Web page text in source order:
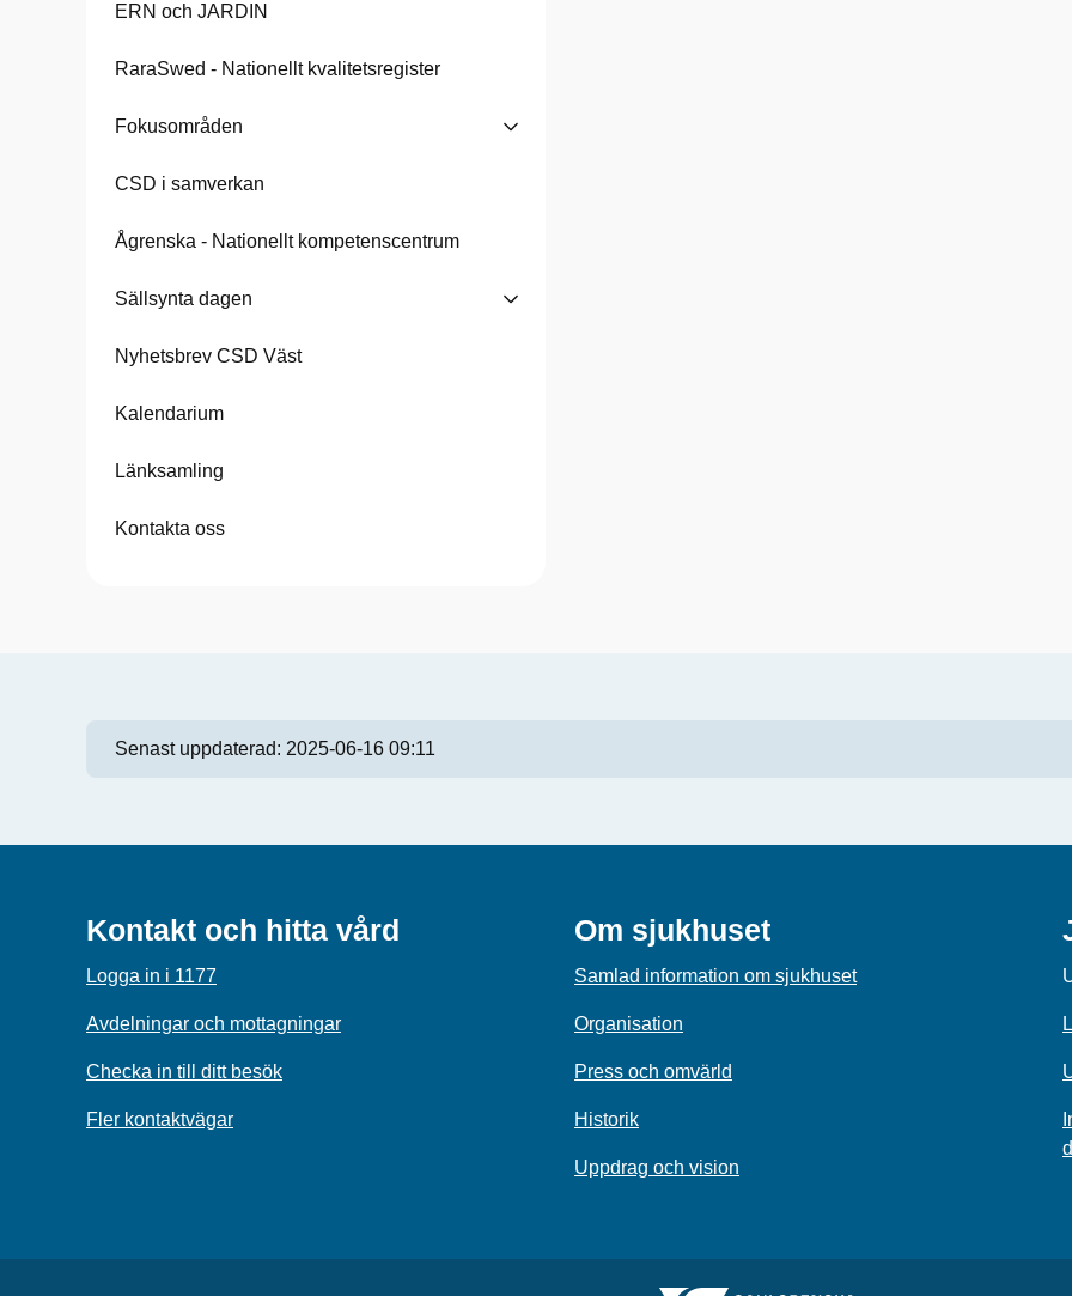
ERN och JARDIN
RaraSwed - Nationellt kvalitetsregister
Fokusområden
CSD i samverkan
Ågrenska - Nationellt kompetenscentrum
Sällsynta dagen
Nyhetsbrev CSD Väst
Kalendarium
Länksamling
Kontakta oss
Senast uppdaterad: 2025-06-16 09:11
Kontakt och hitta vård
Logga in i 1177
Avdelningar och mottagningar
Checka in till ditt besök
Fler kontaktvägar
Om sjukhuset
Samlad information om sjukhuset
Organisation
Press och omvärld
Historik
Uppdrag och vision